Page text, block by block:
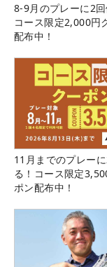
8-9月のプレーに2回
コース限定2,000円
配布中！
11月までのプレー
る！コース限定
ポン配布中！